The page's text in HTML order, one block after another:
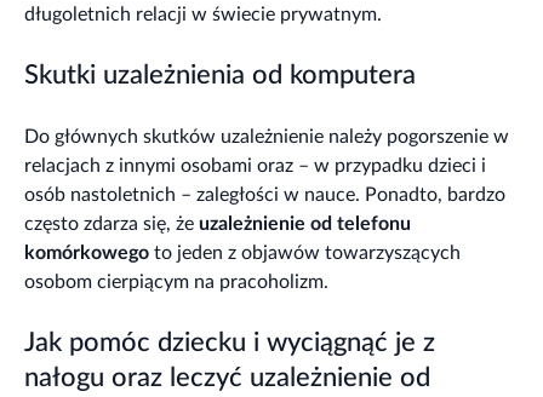
długoletnich relacji w świecie prywatnym.
Skutki uzależnienia od komputera
Do głównych skutków uzależnienie należy pogorszenie w
relacjach z innymi osobami oraz – w przypadku dzieci i
osób nastoletnich – zaległości w nauce. Ponadto, bardzo
często zdarza się, że uzależnienie od telefonu
komórkowego to jeden z objawów towarzyszących
osobom cierpiącym na pracoholizm.
Jak pomóc dziecku i wyciągnąć je z
nałogu oraz leczyć uzależnienie od